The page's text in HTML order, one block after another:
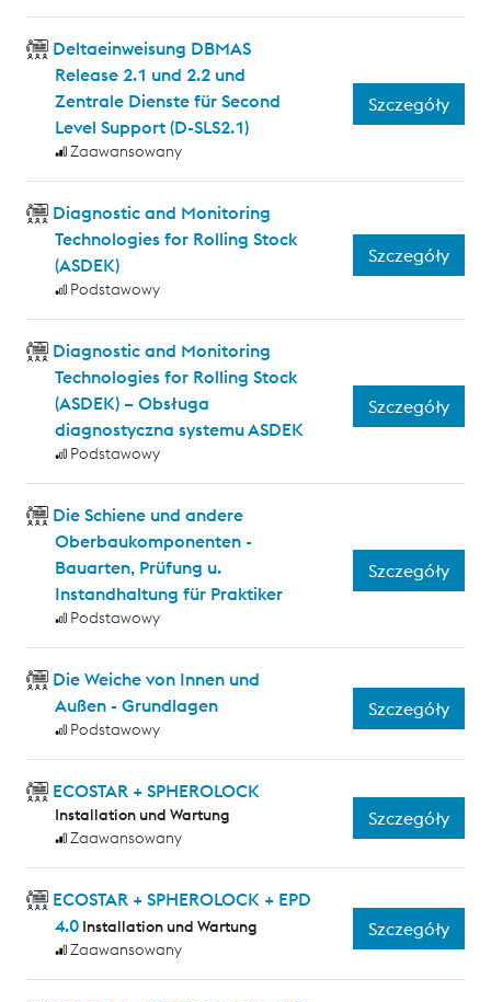
Deltaeinweisung DBMAS
Release 2.1 und 2.2 und
Zentrale Dienste für Second
Level Support (D-SLS2.1)
Zaawansowany
Szczegóły
Diagnostic and Monitoring
Technologies for Rolling Stock
(ASDEK)
Podstawowy
Szczegóły
Diagnostic and Monitoring
Technologies for Rolling Stock
(ASDEK) – Obsługa
diagnostyczna systemu ASDEK
Podstawowy
Szczegóły
Die Schiene und andere
Oberbaukomponenten -
Bauarten, Prüfung u.
Instandhaltung für Praktiker
Podstawowy
Szczegóły
Die Weiche von Innen und
Außen - Grundlagen
Podstawowy
Szczegóły
ECOSTAR + SPHEROLOCK
Installation und Wartung
Zaawansowany
Szczegóły
ECOSTAR + SPHEROLOCK + EPD
4.0 Installation und Wartung
Zaawansowany
Szczegóły